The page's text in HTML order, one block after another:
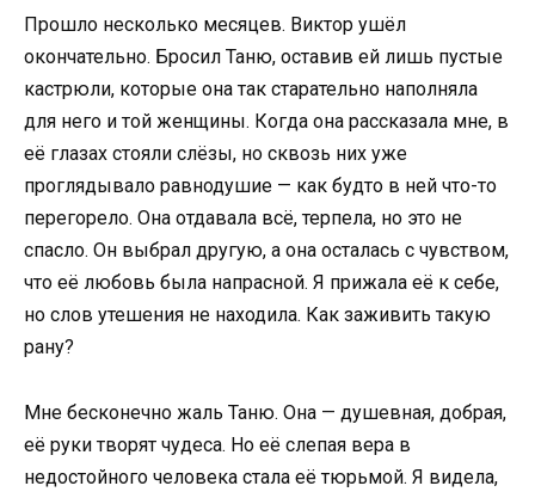
Прошло несколько месяцев. Виктор ушёл
окончательно. Бросил Таню, оставив ей лишь пустые
кастрюли, которые она так старательно наполняла
для него и той женщины. Когда она рассказала мне, в
её глазах стояли слёзы, но сквозь них уже
проглядывало равнодушие — как будто в ней что-то
перегорело. Она отдавала всё, терпела, но это не
спасло. Он выбрал другую, а она осталась с чувством,
что её любовь была напрасной. Я прижала её к себе,
но слов утешения не находила. Как заживить такую
рану?
Мне бесконечно жаль Таню. Она — душевная, добрая,
её руки творят чудеса. Но её слепая вера в
недостойного человека стала её тюрьмой. Я видела,